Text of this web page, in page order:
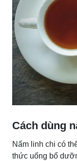
Cách dùng
Nấm linh chi có
thức uống bổ